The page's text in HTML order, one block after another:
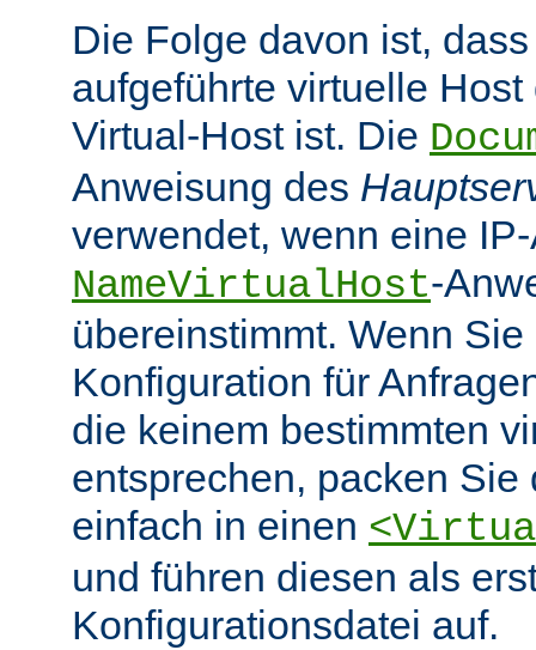
Die Folge davon ist,
aufgeführte virtuelle
Virtual-Host ist. Die
Anweisung des
verwendet, wenn eine
NameVirtualHost-
übereinstimmt. Wenn
Konfiguration für
die keinem bestimmten
entsprechen, packen
einfach in einen
und führen diesen als
Konfigurationsdatei auf.